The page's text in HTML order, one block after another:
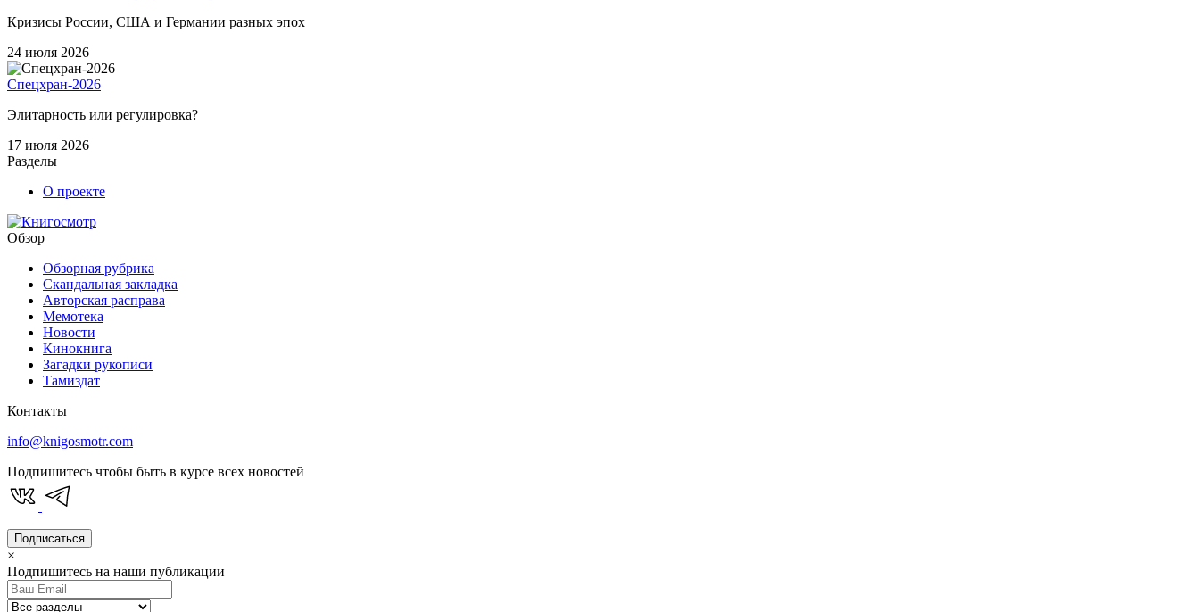
Кризисы России, США и Германии разных эпох
24 июля 2026
Спецхран-2026
Элитарность или регулировка?
17 июля 2026
Разделы
О проекте
Обзор
Обзорная рубрика
Скандальная закладка
Авторская расправа
Мемотека
Новости
Кинокнига
Загадки рукописи
Тамиздат
Контакты
info@knigosmotr.com
Подпишитесь чтобы быть в курсе всех новостей
Подписаться
×
Подпишитесь на наши публикации